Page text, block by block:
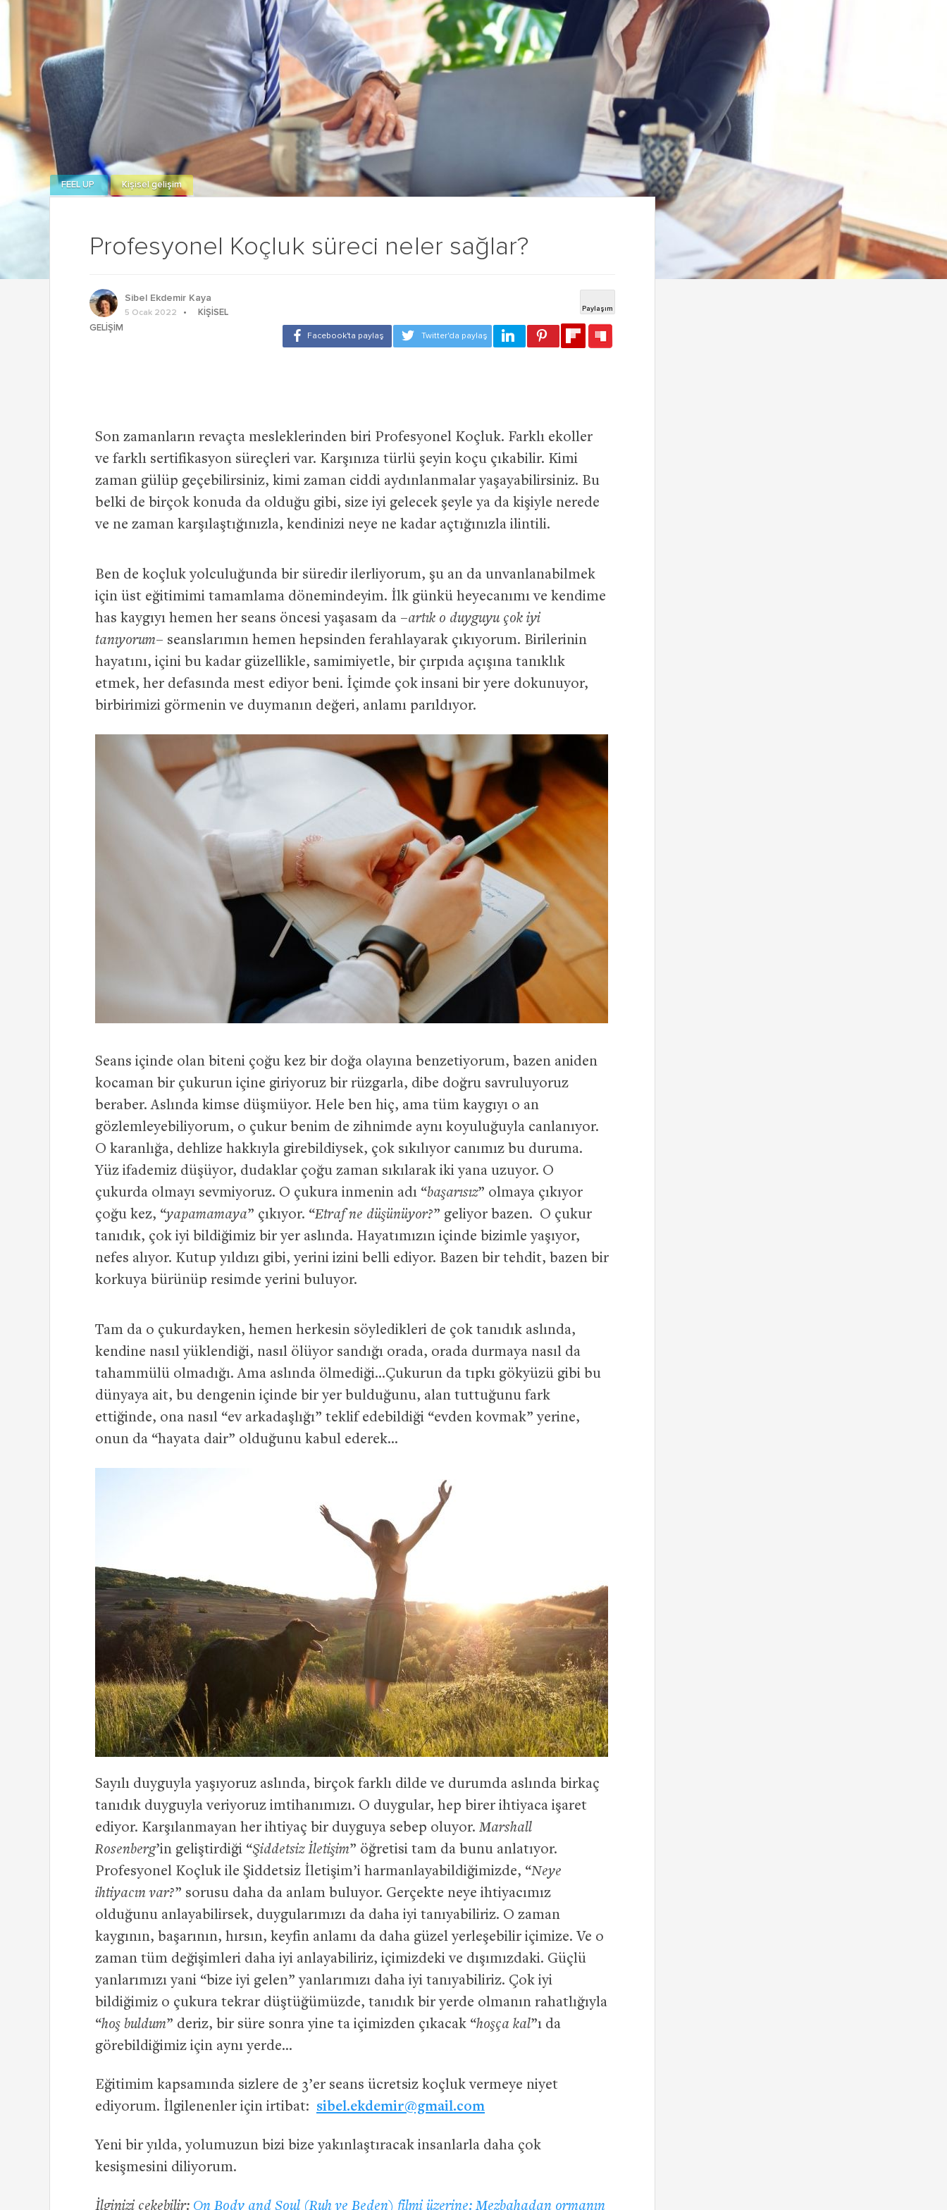
Profesyonel Koçluk süreci neler sağlar?
FEEL UP Kişisel gelişim
Sibel Ekdemir Kaya
5 Ocak 2022
KIŞISEL
GELIŞIM
Son zamanların revaçta mesleklerinden biri Profesyonel Koçluk. Farklı ekoller
ve farklı sertifikasyon süreçleri var. Karşınıza türlü şeyin koçu çıkabilir. Kimi
zaman gülüp geçebilirsiniz, kimi zaman ciddi aydınlanmalar yaşayabilirsiniz. Bu
belki de birçok konuda da olduğu gibi, size iyi gelecek şeyle ya da kişiyle nerede
ve ne zaman karşılaştığınızla, kendinizi neye ne kadar açtığınızla ilintili.
Ben de koçluk yolculuğunda bir süredir ilerliyorum, şu an da unvanlanabilmek
için üst eğitimimi tamamlama dönemindeyim. İlk günkü heyecanımı ve kendime
has kaygıyı hemen her seans öncesi yaşasam da –artık o duyguyu çok iyi
tanıyorum– seanslarımın hemen hepsinden ferahlayarak çıkıyorum. Birilerinin
hayatını, içini bu kadar güzellikle, samimiyetle, bir çırpıda açışına tanıklık
etmek, her defasında mest ediyor beni. İçimde çok insani bir yere dokunuyor,
birbirimizi görmenin ve duymanın değeri, anlamı parıldıyor.
Seans içinde olan biteni çoğu kez bir doğa olayına benzetiyorum, bazen aniden
kocaman bir çukurun içine giriyoruz bir rüzgarla, dibe doğru savruluyoruz
beraber. Aslında kimse düşmüyor. Hele ben hiç, ama tüm kaygıyı o an
gözlemleyebiliyorum, o çukur benim de zihnimde aynı koyuluğuyla canlanıyor.
O karanlığa, dehlize hakkıyla girebildiysek, çok sıkılıyor canımız bu duruma.
Yüz ifademiz düşüyor, dudaklar çoğu zaman sıkılarak iki yana uzuyor. O
çukurda olmayı sevmiyoruz. O çukura inmenin adı “başarısız” olmaya çıkıyor
çoğu kez, “yapamamaya” çıkıyor. “Etraf ne düşünüyor?” geliyor bazen. O çukur
tanıdık, çok iyi bildiğimiz bir yer aslında. Hayatımızın içinde bizimle yaşıyor,
nefes alıyor. Kutup yıldızı gibi, yerini izini belli ediyor. Bazen bir tehdit, bazen bir
korkuya bürünüp resimde yerini buluyor.
Tam da o çukurdayken, hemen herkesin söyledikleri de çok tanıdık aslında,
kendine nasıl yüklendiği, nasıl ölüyor sandığı orada, orada durmaya nasıl da
tahammülü olmadığı. Ama aslında ölmediği…Çukurun da tıpkı gökyüzü gibi bu
dünyaya ait, bu dengenin içinde bir yer bulduğunu, alan tuttuğunu fark
ettiğinde, ona nasıl “ev arkadaşlığı” teklif edebildiği “evden kovmak” yerine,
onun da “hayata dair” olduğunu kabul ederek…
Sayılı duyguyla yaşıyoruz aslında, birçok farklı dilde ve durumda aslında birkaç
tanıdık duyguyla veriyoruz imtihanımızı. O duygular, hep birer ihtiyaca işaret
ediyor. Karşılanmayan her ihtiyaç bir duyguya sebep oluyor. Marshall
Rosenberg’in geliştirdiği “Şiddetsiz İletişim” öğretisi tam da bunu anlatıyor.
Profesyonel Koçluk ile Şiddetsiz İletişim’i harmanlayabildiğimizde, “Neye
ihtiyacın var?” sorusu daha da anlam buluyor. Gerçekte neye ihtiyacımız
olduğunu anlayabilirsek, duygularımızı da daha iyi tanıyabiliriz. O zaman
kaygının, başarının, hırsın, keyfin anlamı da daha güzel yerleşebilir içimize. Ve o
zaman tüm değişimleri daha iyi anlayabiliriz, içimizdeki ve dışımızdaki. Güçlü
yanlarımızı yani “bize iyi gelen” yanlarımızı daha iyi tanıyabiliriz. Çok iyi
bildiğimiz o çukura tekrar düştüğümüzde, tanıdık bir yerde olmanın rahatlığıyla
“hoş buldum” deriz, bir süre sonra yine ta içimizden çıkacak “hoşça kal”ı da
görebildiğimiz için aynı yerde…
Eğitimim kapsamında sizlere de 3’er seans ücretsiz koçluk vermeye niyet
ediyorum. İlgilenenler için irtibat: sibel.ekdemir@gmail.com
Yeni bir yılda, yolumuzun bizi bize yakınlaştıracak insanlarla daha çok
kesişmesini diliyorum.